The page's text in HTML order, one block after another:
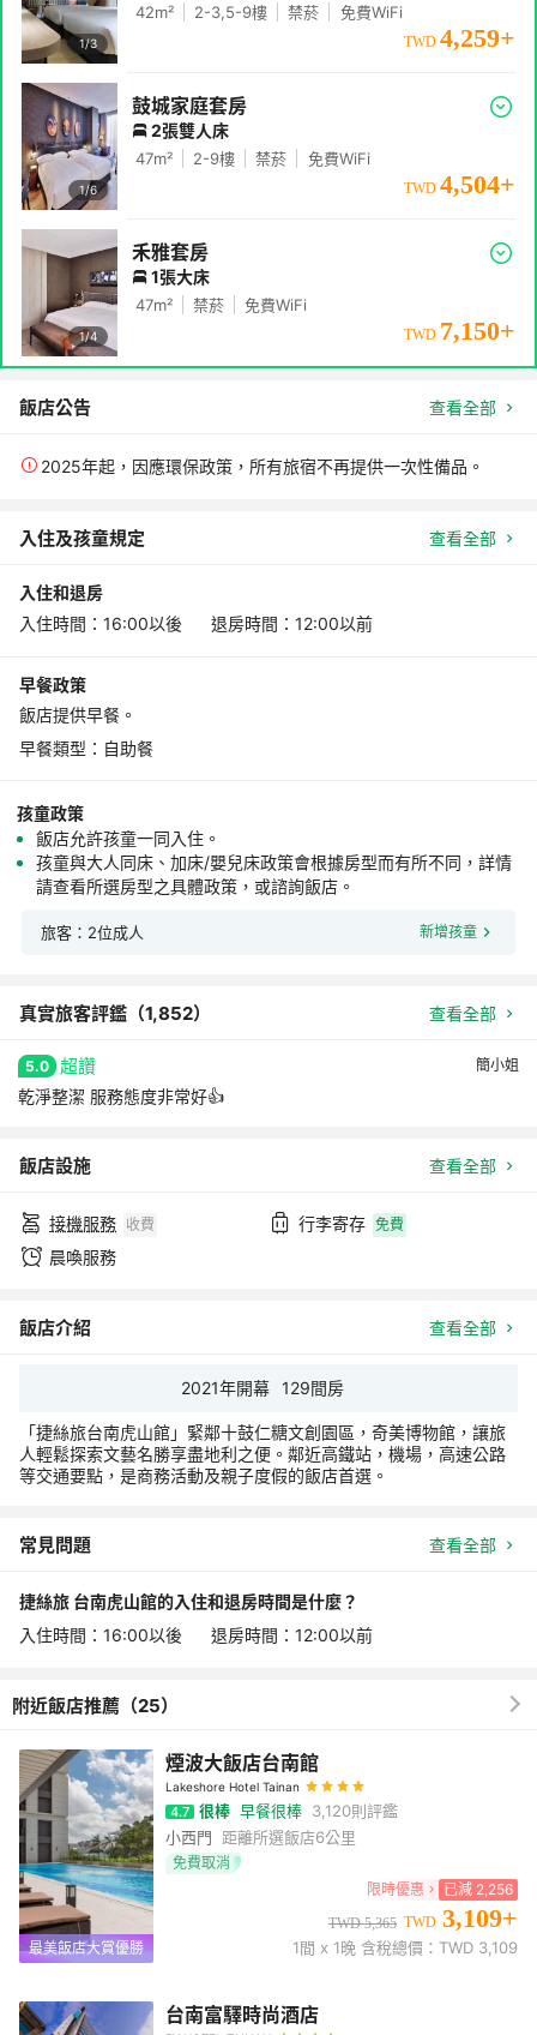
1/3
42m² 2-3,5-9樓 禁菸 免費WiFi
TWD 4,259+
1/6
鼓城家庭套房
2張雙人床
47m² 2-9樓 禁菸 免費WiFi
TWD 4,504+
1/4
禾雅套房
1張大床
47m² 禁菸 免費WiFi
TWD 7,150+
飯店公告 查看全部
2025年起，因應環保政策，所有旅宿不再提供一次性備品。
入住及孩童規定 查看全部
入住和退房
入住時間：16:00以後 退房時間：12:00以前
早餐政策
飯店提供早餐。
早餐類型：自助餐
孩童政策
飯店允許孩童一同入住。
孩童與大人同床、加床/嬰兒床政策會根據房型而有所不同，詳情
請查看所選房型之具體政策，或諮詢飯店。
旅客：2位成人 新增孩童
真實旅客評鑑（1,852） 查看全部
5.0 超讚 簡小姐
乾淨整潔 服務態度非常好👍
飯店設施 查看全部
接機服務 收費 行李寄存 免費
晨喚服務
飯店介紹 查看全部
2021年開幕 129間房
「捷絲旅台南虎山館」緊鄰十鼓仁糖文創園區，奇美博物館，讓旅
人輕鬆探索文藝名勝享盡地利之便。鄰近高鐵站，機場，高速公路
等交通要點，是商務活動及親子度假的飯店首選。
常見問題 查看全部
捷絲旅 台南虎山館的入住和退房時間是什麼？
入住時間：16:00以後 退房時間：12:00以前
附近飯店推薦（25）
最美飯店大賞優勝
煙波大飯店台南館
Lakeshore Hotel Tainan
4.7 很棒 早餐很棒 3,120則評鑑
小西門
距離所選飯店6公里
免費取消
限時優惠
已減 2,256
TWD 5,365 TWD 3,109+
1間 x 1晚 含稅總價：TWD 3,109
台南富驛時尚酒店